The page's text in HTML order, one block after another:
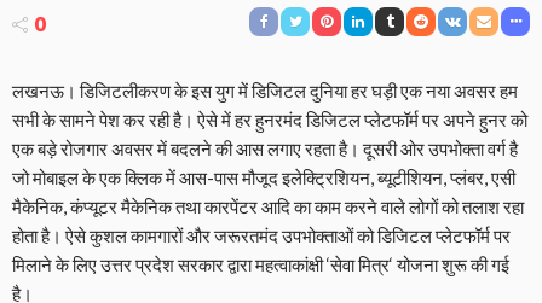
0
लखनऊ। डिजिटलीकरण के इस युग में डिजिटल दुनिया हर घड़ी एक नया अवसर हम
सभी के सामने पेश कर रही है। ऐसे में हर हुनरमंद डिजिटल प्लेटफॉर्म पर अपने हुनर को
एक बड़े रोजगार अवसर में बदलने की आस लगाए रहता है। दूसरी ओर उपभोक्ता वर्ग है
जो मोबाइल के एक क्लिक में आस-पास मौजूद इलेक्ट्रिशियन, ब्यूटीशियन, प्लंबर, एसी
मैकेनिक, कंप्यूटर मैकेनिक तथा कारपेंटर आदि का काम करने वाले लोगों को तलाश रहा
होता है। ऐसे कुशल कामगारों और जरूरतमंद उपभोक्ताओं को डिजिटल प्लेटफॉर्म पर
मिलाने के लिए उत्तर प्रदेश सरकार द्वारा महत्वाकांक्षी ‘सेवा मित्र‘ योजना शुरू की गई
है।